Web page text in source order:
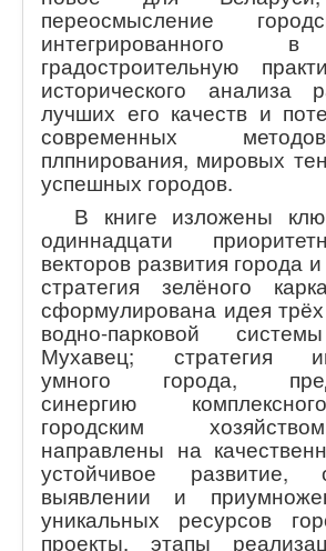
переосмысление
интегрированного
градостроительную
исторического анализа
лучших его качеств и
современных
плпнирования, мировых
успешных городов.
В книге изложены
одиннадцати
векторов развития города
стратегия зелёного
сформулирована идея
водно-парковой
Мухавец; стратегия
умного города,
синергию
городским
направлены на
устойчивое развитие,
выявлении и
уникальных ресурсов
проекты, этапы